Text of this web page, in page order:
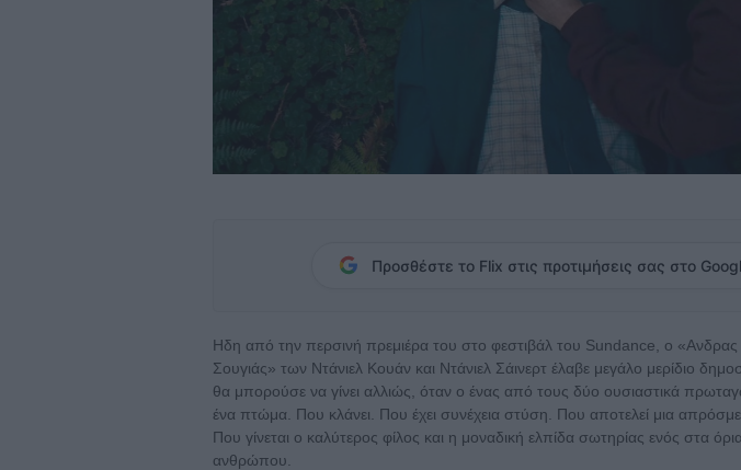
Προσθέστε το Flix στις προτιμήσεις σας στο
Ηδη από την περσινή πρεμιέρα του στο φεστιβάλ του Sundance, ο «Ανδρας
Σουγιάς» των Ντάνιελ Κουάν και Ντάνιελ Σάινερτ έλαβε μεγάλο μερίδιο
θα μπορούσε να γίνει αλλιώς, όταν ο ένας από τους δύο ουσιαστικά
ένα πτώμα. Που κλάνει. Που έχει συνέχεια στύση. Που αποτελεί μια
Που γίνεται ο καλύτερος φίλος και η μοναδική ελπίδα σωτηρίας ενός στα
ανθρώπου.